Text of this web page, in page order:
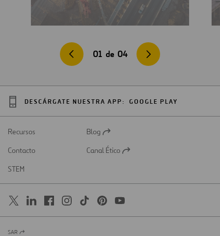
01 de 04
DESCÁRGATE NUESTRA APP: GOOGLE PLAY
Recursos
Abrir
una
Blog
Contacto
Abrir
Canal Ético
STEM
Abrir
SAR